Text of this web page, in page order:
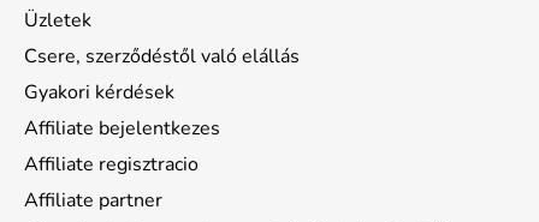
Üzletek
Csere, szerződéstől való elállás
Gyakori kérdések
Affiliate bejelentkezes
Affiliate regisztracio
Affiliate partner